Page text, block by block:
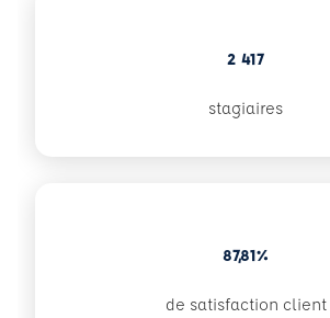
2 417
stagiaires
87,81%
de satisfaction client